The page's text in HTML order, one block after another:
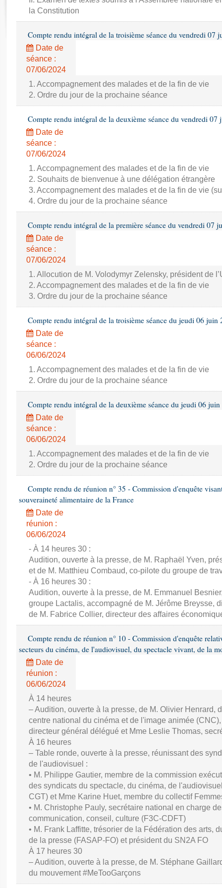
Rapports d'enquête
Rapports législatifs
Baromètre de l’application des lois
Dossiers législatifs
Questions écrites et orales
la Constitution
Compte rendu intégral de la troisième séance du vendredi 07
Date de
séance :
07/06/2024
1. Accompagnement des malades et de la fin de vie
2. Ordre du jour de la prochaine séance
Compte rendu intégral de la deuxième séance du vendredi 07
Date de
séance :
07/06/2024
1. Accompagnement des malades et de la fin de vie
2. Souhaits de bienvenue à une délégation étrangère
3. Accompagnement des malades et de la fin de vie
4. Ordre du jour de la prochaine séance
Compte rendu intégral de la première séance du vendredi 07
Date de
séance :
07/06/2024
1. Allocution de M. Volodymyr Zelensky, président de
2. Accompagnement des malades et de la fin de vie
3. Ordre du jour de la prochaine séance
Compte rendu intégral de la troisième séance du jeudi 06 juin
Date de
séance :
06/06/2024
1. Accompagnement des malades et de la fin de vie
2. Ordre du jour de la prochaine séance
Compte rendu intégral de la deuxième séance du jeudi 06
Date de
séance :
06/06/2024
1. Accompagnement des malades et de la fin de vie
2. Ordre du jour de la prochaine séance
Compte rendu de réunion n° 35 - Commission d'enquête
souveraineté alimentaire de la France
Date de
réunion :
06/06/2024
- À 14 heures 30 :
Audition, ouverte à la presse, de M. Raphaël Yven,
et de M. Matthieu Combaud, co-pilote du groupe de
- À 16 heures 30 :
Audition, ouverte à la presse, de M. Emmanuel
groupe Lactalis, accompagné de M. Jérôme Breysse,
de M. Fabrice Collier, directeur des affaires
Compte rendu de réunion n° 10 - Commission d'enquête
secteurs du cinéma, de l'audiovisuel, du spectacle vivant, de la
Date de
réunion :
06/06/2024
À 14 heures
– Audition, ouverte à la presse, de M. Olivier Henrard,
centre national du cinéma et de l'image animée
directeur général délégué et Mme Leslie Thomas,
À 16 heures
– Table ronde, ouverte à la presse, réunissant des
de l'audiovisuel :
• M. Philippe Gautier, membre de la commission
des syndicats du spectacle, du cinéma, de
CGT) et Mme Karine Huet, membre du collectif
• M. Christophe Pauly, secrétaire national en charge
communication, conseil, culture (F3C-CDFT)
• M. Frank Laffitte, trésorier de la Fédération des arts,
de la presse (FASAP-FO) et président du SN2A FO
À 17 heures 30
– Audition, ouverte à la presse, de M. Stéphane
du mouvement #MeTooGarçons